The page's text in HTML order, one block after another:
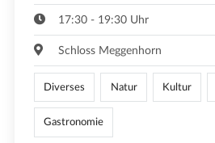
17:30 - 19:30 Uhr
Schloss Meggenhorn
Diverses Natur Kultur
Gastronomie